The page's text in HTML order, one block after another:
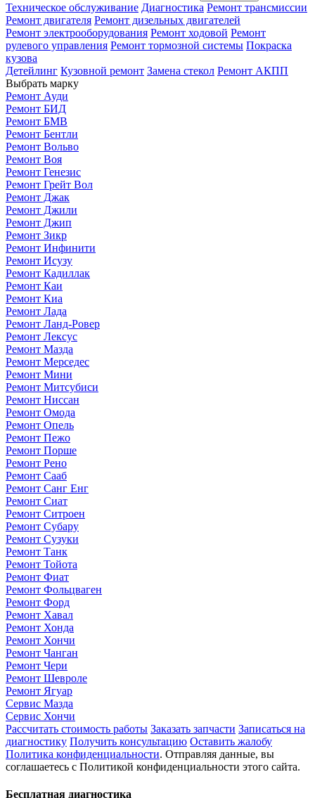
Техническое обслуживание Диагностика Ремонт трансмиссии
Ремонт двигателя Ремонт дизельных двигателей
Ремонт электрооборудования Ремонт ходовой Ремонт
рулевого управления Ремонт тормозной системы Покраска
кузова
Детейлинг Кузовной ремонт Замена стекол Ремонт АКПП
Выбрать марку
Ремонт Ауди
Ремонт БИД
Ремонт БМВ
Ремонт Бентли
Ремонт Вольво
Ремонт Воя
Ремонт Генезис
Ремонт Грейт Вол
Ремонт Джак
Ремонт Джили
Ремонт Джип
Ремонт Зикр
Ремонт Инфинити
Ремонт Исузу
Ремонт Кадиллак
Ремонт Каи
Ремонт Киа
Ремонт Лада
Ремонт Ланд-Ровер
Ремонт Лексус
Ремонт Мазда
Ремонт Мерседес
Ремонт Мини
Ремонт Митсубиси
Ремонт Ниссан
Ремонт Омода
Ремонт Опель
Ремонт Пежо
Ремонт Порше
Ремонт Рено
Ремонт Сааб
Ремонт Санг Енг
Ремонт Сиат
Ремонт Ситроен
Ремонт Субару
Ремонт Сузуки
Ремонт Танк
Ремонт Тойота
Ремонт Фиат
Ремонт Фольцваген
Ремонт Форд
Ремонт Хавал
Ремонт Хонда
Ремонт Хончи
Ремонт Чанган
Ремонт Чери
Ремонт Шевроле
Ремонт Ягуар
Сервис Мазда
Сервис Хончи
Рассчитать стоимость работы Заказать запчасти Записаться на
диагностику Получить консультацию Оставить жалобу
Политика конфиденциальности. Отправляя данные, вы
соглашаетесь с Политикой конфиденциальности этого сайта.
Бесплатная диагностика